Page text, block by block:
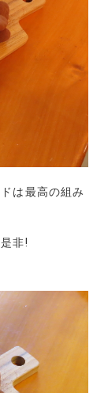
は最高の組み
非!